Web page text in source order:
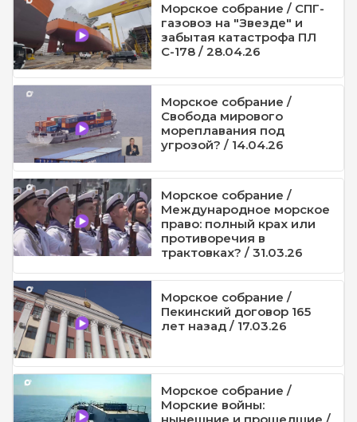
Морское собрание / СПГ-
газовоз на "Звезде" и
забытая катастрофа ПЛ
С-178 / 28.04.26
Морское собрание /
Свобода мирового
мореплавания под
угрозой? / 14.04.26
Морское собрание /
Международное морское
право: полный крах или
противоречия в
трактовках? / 31.03.26
Морское собрание /
Пекинский договор 165
лет назад / 17.03.26
Морское собрание /
Морские войны: